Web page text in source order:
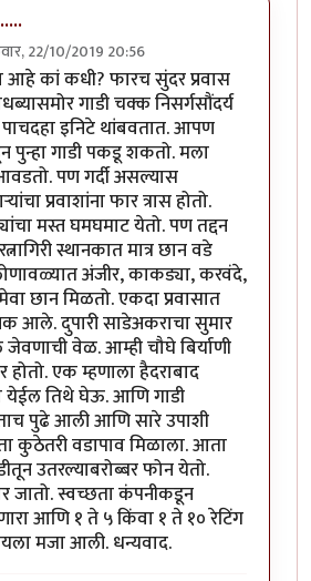
22/10/2019 20:56
आहे कां कधी? फारच सुंदर प्रवास
गाडी चक्क निसर्गसौंदर्य
पाचदहा इनिटे थांबवतात. आपण
पुन्हा गाडी पकडू शकतो. मला
पण गर्दी असल्यास
प्रवाशांना फार त्रास होतो.
मस्त घमघमाट येतो. पण तद्दन
स्थानकात मात्र छान वडे
अंजीर, काकड्या, करवंदे,
छान मिळतो. एकदा प्रवासात
आले. दुपारी साडेअकराचा सुमार
वेळ. आम्ही चौघे बिर्याणी
होतो. एक म्हणाला हैदराबाद
तिथे घेऊ. आणि गाडी
पुढे आली आणि सारे उपाशी
कुठेतरी वडापाव मिळाला. आता
उतरल्याबरोब्बर फोन येतो.
जातो. स्वच्छता कंपनीकडून
आणि १ ते ५ किंवा १ ते १० रेटिंग
मजा आली. धन्यवाद.